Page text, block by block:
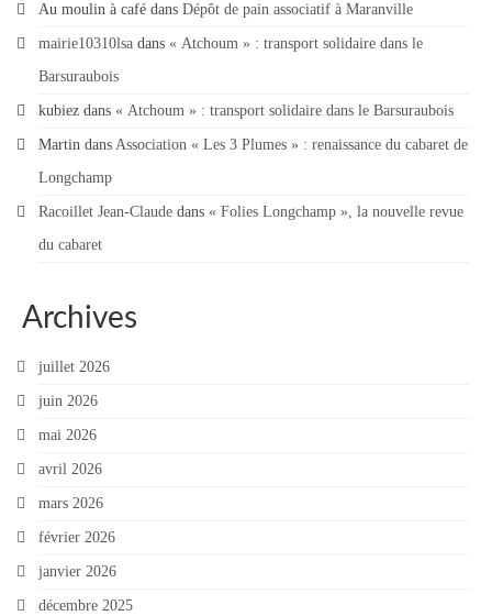
Scolarité
Les associations
Contact
Contacter votre mairie
Informations légales
Au moulin à café dans Dépôt de pain associatif à Maranville
mairie10310lsa dans « Atchoum » : transport solidaire dans le
Barsuraubois
kubiez dans « Atchoum » : transport solidaire dans le Barsuraubois
Martin dans Association « Les 3 Plumes » : renaissance du cabaret de
Longchamp
Racoillet Jean-Claude dans « Folies Longchamp », la nouvelle revue
du cabaret
Archives
juillet 2026
juin 2026
mai 2026
avril 2026
mars 2026
février 2026
janvier 2026
décembre 2025